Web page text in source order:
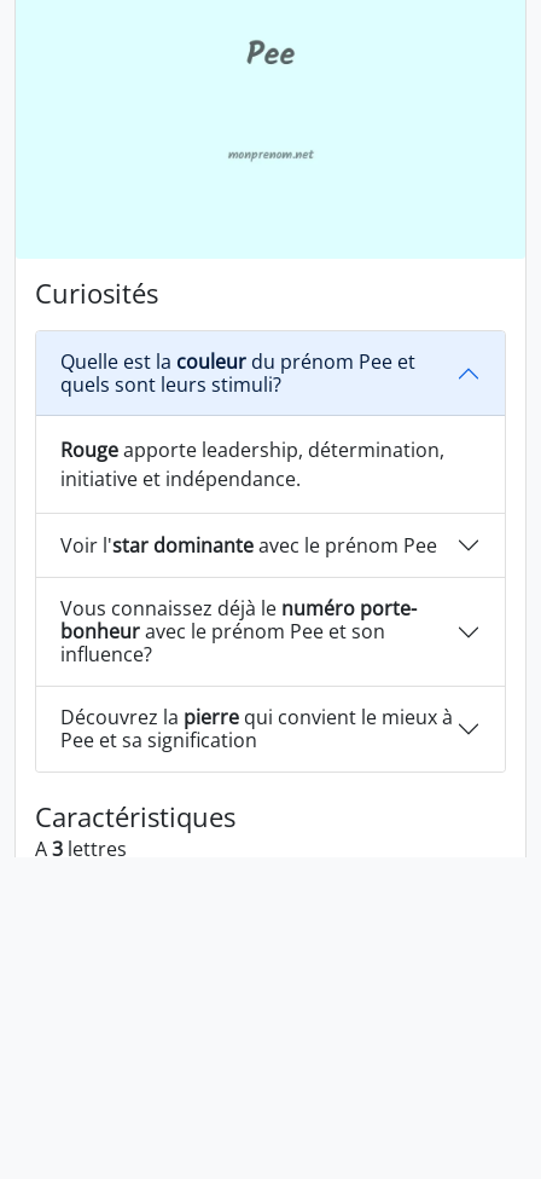
Curiosités
Quelle est la couleur du prénom Pee et
quels sont leurs stimuli?
Rougeapporte leadership, détermination,
initiative et indépendance.
Voir l'star dominanteavec le prénom Pee
Vous connaissez déjà le numéro porte-
bonheuravec le prénom Pee et son
influence?
Découvrez la pierre qui convient le mieux à
Pee et sa signification
Caractéristiques
A3 lettres